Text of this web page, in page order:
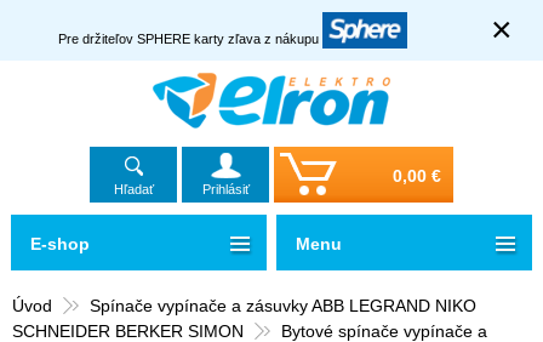
Pre držiteľov SPHERE karty zľava z nákupu ×
Hľadať Prihlásiť
0,00 €
Úvod
Spínače vypínače a zásuvky ABB LEGRAND NIKO
SCHNEIDER BERKER SIMON
Bytové spínače vypínače a
E-shop Menu